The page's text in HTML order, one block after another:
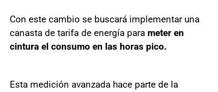
Con este cambio se buscará implementar una
canasta de tarifa de energía para meter en
cintura el consumo en las horas pico.
Esta medición avanzada hace parte de la